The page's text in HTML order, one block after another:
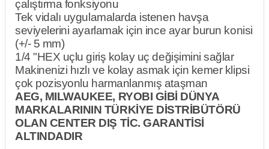
çalıştırma fonksiyonu
Tek vidalı uygulamalarda istenen havşa
seviyelerini ayarlamak için ince ayar burun konisi
(+/- 5 mm)
1/4 "HEX uçlu giriş kolay uç değişimini sağlar
Makinenizi hızlı ve kolay asmak için kemer klipsi
çok pozisyonlu harmanlanmış ataşman
AEG, MILWAUKEE, RYOBI GİBİ DÜNYA
MARKALARININ TÜRKİYE DİSTRİBÜTÖRÜ
OLAN CENTER DIŞ TİC. GARANTİSİ
ALTINDADIR